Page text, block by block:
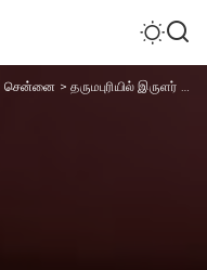
சென்னை >தருமபுரியில் இருளர் சமூகத்தினருக்கு 7 புதிய வீடுகள்: மாவட்ட ஆட்சியர் சதீஷ் திறந்து வைத்தார்.